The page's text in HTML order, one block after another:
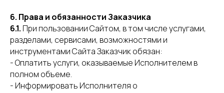
6. Права и обязанности Заказчика
6.1. При пользовании Сайтом, в том числе услугами,
разделами, сервисами, возможностями и
инструментами Сайта Заказчик обязан:
- Оплатить услуги, оказываемые Исполнителем в
полном объеме.
- Информировать Исполнителя о